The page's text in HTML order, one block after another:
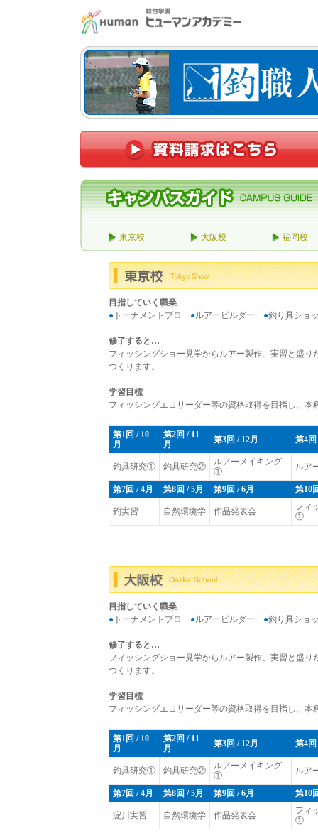
東京校 大阪校 福岡校
目指していく職業
●トーナメントプロ ●ルアービルダー ●釣り具ショ
修了すると…
フィッシングショー見学からルアー製作、実習と盛
つくります。
学習目標
フィッシングエコリーダー等の資格取得を目指し、本
第1回 / 10
月
第2回 / 11
月
第3回 / 12月 第4回
釣具研究① 釣具研究②
ルアーメイキング
①
ルア
第7回 / 4月 第8回 / 5月 第9回 / 6月 第10
釣実習 自然環境学 作品発表会
フィ
①
目指していく職業
●トーナメントプロ ●ルアービルダー ●釣り具ショ
修了すると…
フィッシングショー見学からルアー製作、実習と盛
つくります。
学習目標
フィッシングエコリーダー等の資格取得を目指し、本
第1回 / 10
月
第2回 / 11
月
第3回 / 12月 第4回
釣具研究① 釣具研究②
ルアーメイキング
①
ルア
第7回 / 4月 第8回 / 5月 第9回 / 6月 第10
淀川実習 自然環境学 作品発表会
フィ
①